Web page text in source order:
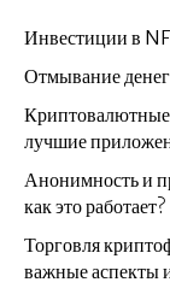
Инвестиции в
Отмывание
Криптовалютные
лучшие
Анонимность и
как это работает?
Торговля
важные аспекты